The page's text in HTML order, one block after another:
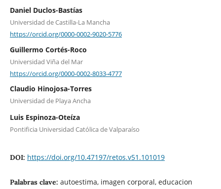
Daniel Duclos-Bastías
Universidad de Castilla-La Mancha
https://orcid.org/0000-0002-9020-5776
Guillermo Cortés-Roco
Universidad Viña del Mar
https://orcid.org/0000-0002-8033-4777
Claudio Hinojosa-Torres
Universidad de Playa Ancha
Luis Espinoza-Oteíza
Pontificia Universidad Católica de Valparaíso
DOI: https://doi.org/10.47197/retos.v51.101019
Palabras clave: autoestima, imagen corporal, educacion